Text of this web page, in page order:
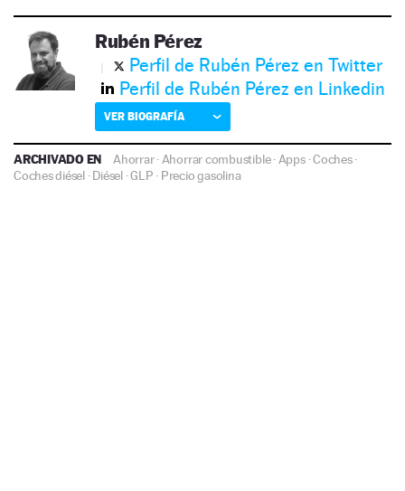
Rubén Pérez
Perfil de Rubén Pérez en Twitter
Perfil de Rubén Pérez en Linkedin
VER BIOGRAFÍA
ARCHIVADO EN Ahorrar·Ahorrar combustible·Apps·Coches·
Coches diésel ·Diésel·GLP · Precio gasolina